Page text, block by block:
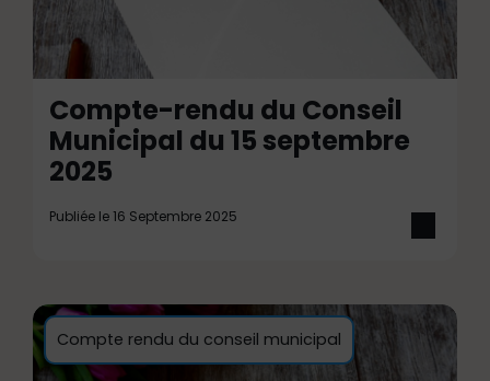
Compte-rendu du Conseil
Municipal du 15 septembre
2025
Publiée le 16 Septembre 2025
Compte rendu du conseil municipal